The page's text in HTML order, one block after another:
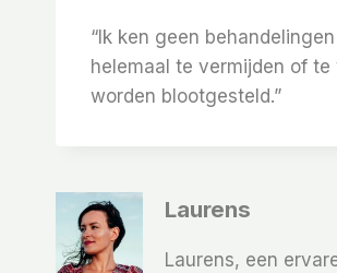
“Ik ken geen
helemaal te vermijden of
worden blootgesteld.”
Laurens
Laurens, een